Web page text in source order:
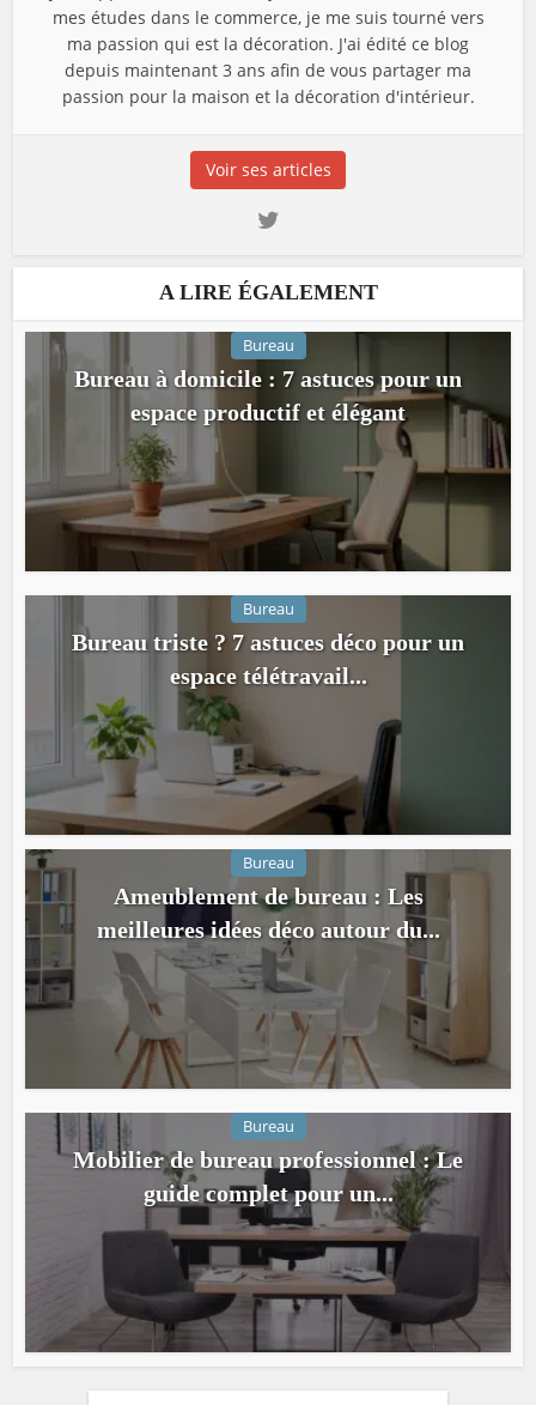
mes études dans le commerce, je me suis tourné vers
ma passion qui est la décoration. J'ai édité ce blog
depuis maintenant 3 ans afin de vous partager ma
passion pour la maison et la décoration d'intérieur.
Voir ses articles
A LIRE ÉGALEMENT
Bureau
Bureau à domicile : 7 astuces pour un
espace productif et élégant
Bureau
Bureau triste ? 7 astuces déco pour un
espace télétravail...
Bureau
Ameublement de bureau : Les
meilleures idées déco autour du...
Bureau
Mobilier de bureau professionnel : Le
guide complet pour un...